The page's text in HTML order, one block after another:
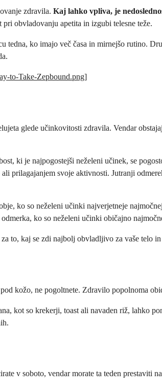
zdravila. Kaj lahko vpliva, je
obvladovanju apetita in izgubi telesne teže.
ko imajo več časa in mirnejšo rutino.
to-Take-Zepbound.png]
glede učinkovitosti zdravila. Vendar
ki je najpogostejši neželeni učinek, se
prilagajanjem svoje aktivnosti. Jutranji
ko so neželeni učinki najverjetneje
ko so neželeni učinki običajno
to, kaj se zdi najbolj obvladljivo za vaše telo
kožo, ne pogoltnete. Zdravilo popolnoma
kot so krekerji, toast ali navaden riž, lahko
v soboto, vendar morate ta teden prestaviti